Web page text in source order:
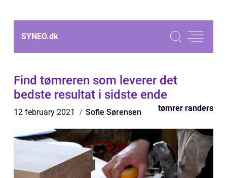
SYNEO.dk
Find tømreren som leverer det
bedste resultat i sidste ende
12 february 2021 Sofie Sørensen tømrer randers